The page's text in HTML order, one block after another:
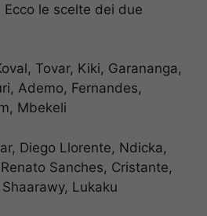
le scelte dei due
Tovar, Kiki, Garananga,
Ademo, Fernandes,
Mbekeli
Diego Llorente, Ndicka,
Sanches, Cristante,
Lukaku